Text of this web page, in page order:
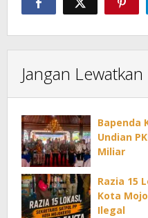
Jangan Lewatkan
Bapenda
Undian
Miliar
Razia 15
Kota
Ilegal